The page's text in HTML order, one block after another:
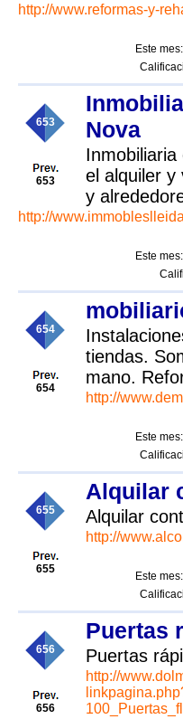
http://www.reformas-y-
Este mes:
653
653
Nova
el alquiler y
y
http://
Este mes:
654
654
tiendas.
mano.
http://
Este mes:
655
655
Alquilar
Alquilar
http://
Este mes:
656
656
Puertas
Puertas
http://